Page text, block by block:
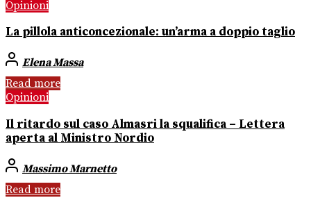
Opinioni
La pillola anticoncezionale: un’arma a doppio taglio
Elena Massa
Read more
Opinioni
Il ritardo sul caso Almasri la squalifica – Lettera
aperta al Ministro Nordio
Massimo Marnetto
Read more